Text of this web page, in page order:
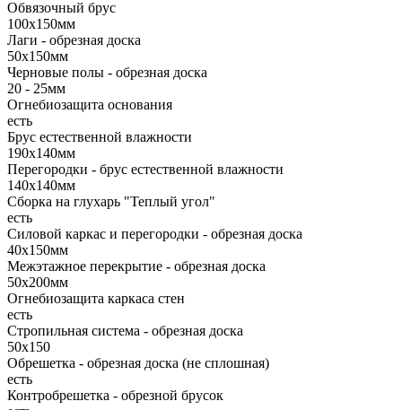
Обвязочный брус
100х150мм
Лаги - обрезная доска
50х150мм
Черновые полы - обрезная доска
20 - 25мм
Огнебиозащита основания
есть
Брус естественной влажности
190х140мм
Перегородки - брус естественной влажности
140х140мм
Сборка на глухарь "Теплый угол"
есть
Силовой каркас и перегородки - обрезная доска
40х150мм
Межэтажное перекрытие - обрезная доска
50х200мм
Огнебиозащита каркаса стен
есть
Стропильная система - обрезная доска
50х150
Обрешетка - обрезная доска (не сплошная)
есть
Контробрешетка - обрезной брусок